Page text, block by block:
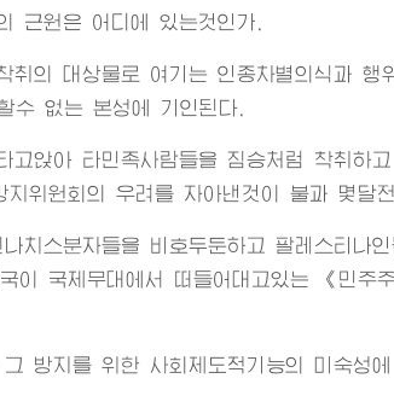
근원은 어디에 있는것인가.
취의 대상물로 여기는 인종차별의식과
수 없는 본성에 기인된다.
앉아 타민족사람들을 짐승처럼 착취하
위원회의 우려를 자아낸것이 불과 몇달
치스분자들을 비호두둔하고 팔레스티나
이 국제무대에서 떠들어대고있는 《민주
방지를 위한 사회제도적기능의 미숙성